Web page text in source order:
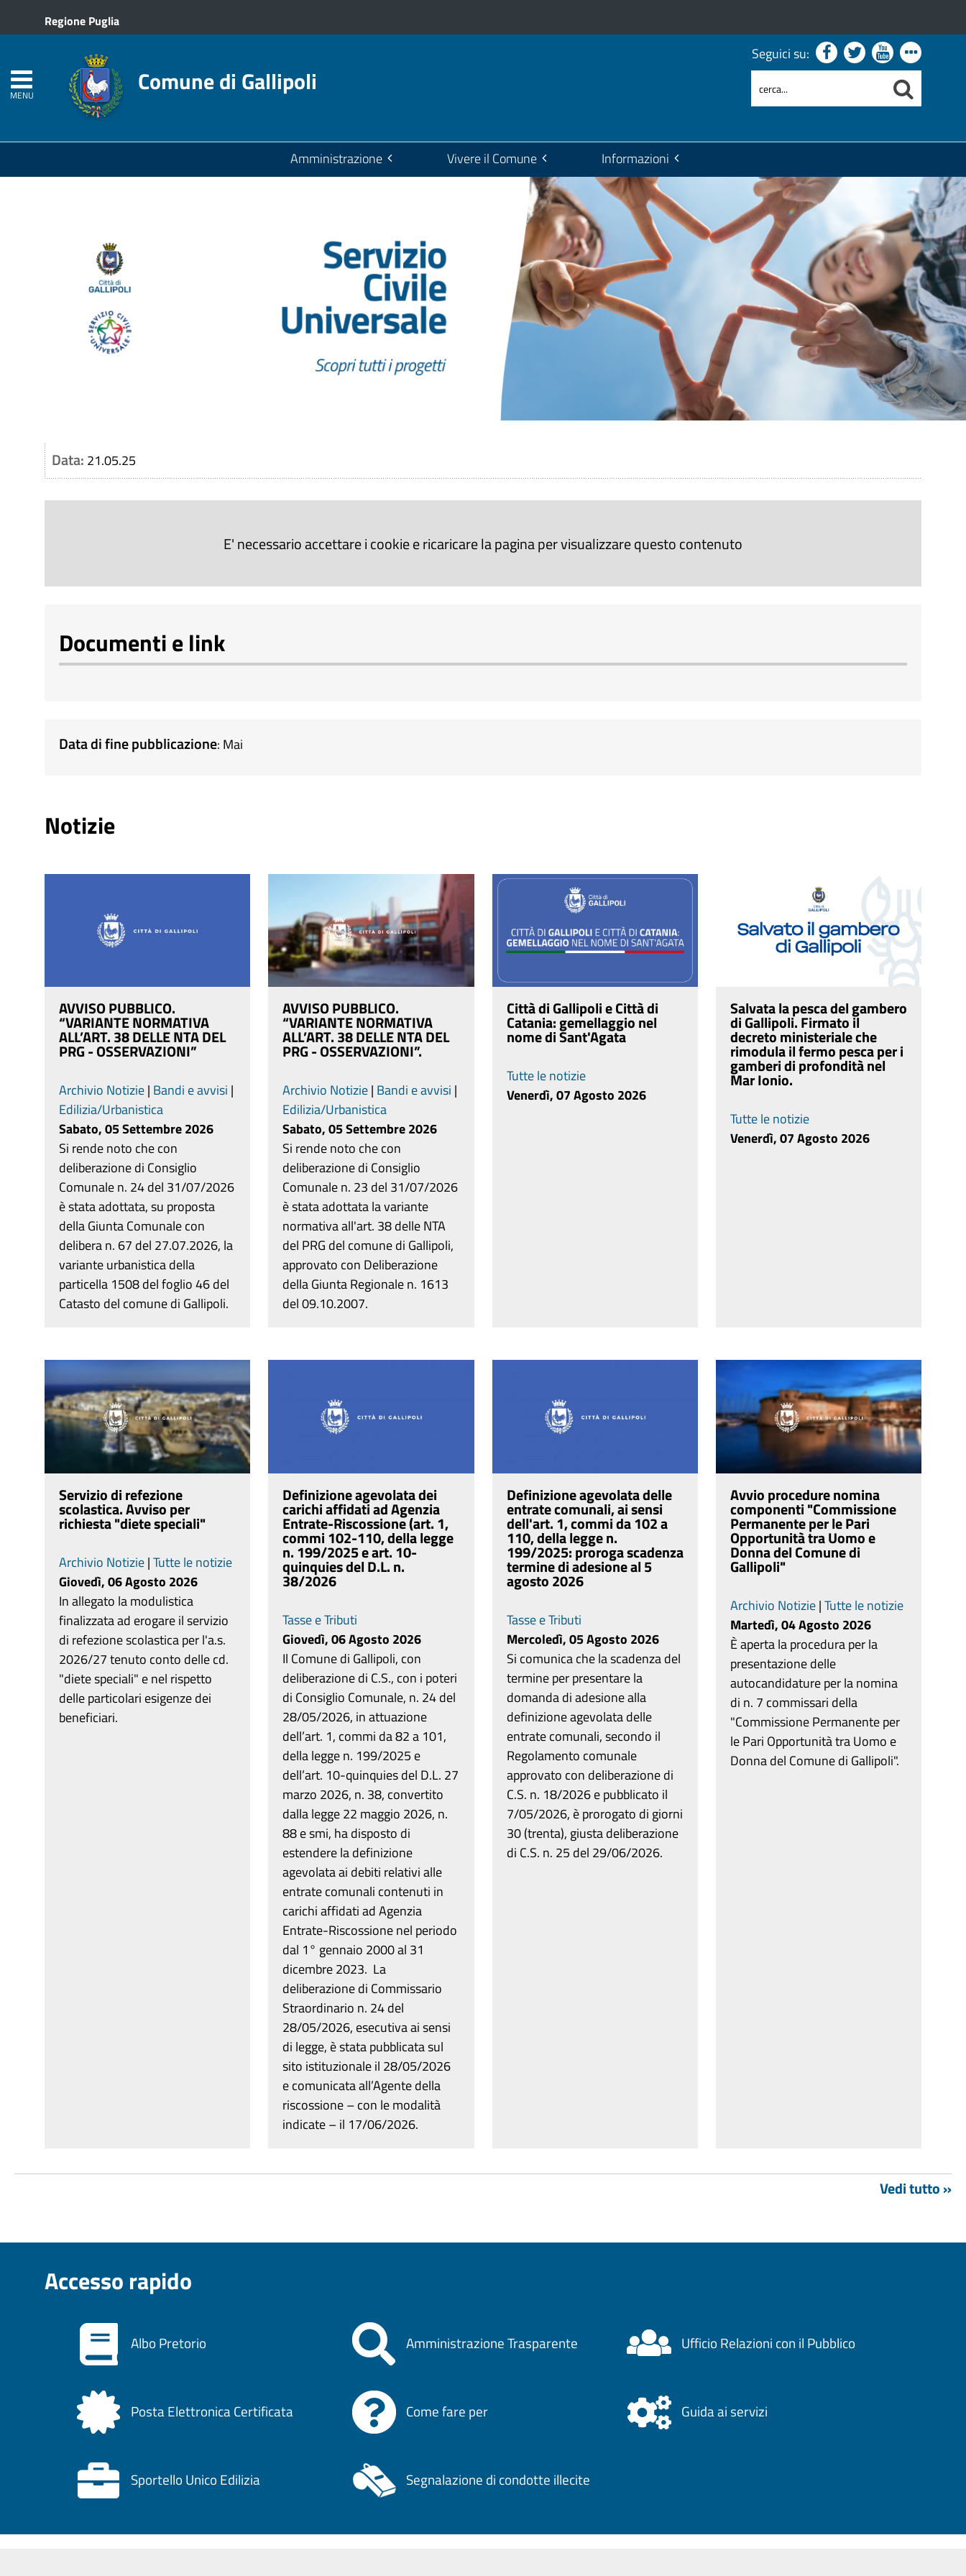
Regione Puglia
MENU Comune di Gallipoli
Seguici su:
Amministrazione Vivere il Comune Informazioni
Data: 21.05.25
E' necessario accettare i cookie e ricaricare la pagina per visualizzare questo contenuto
Documenti e link
Data di fine pubblicazione: Mai
Notizie
AVVISO PUBBLICO.
“VARIANTE NORMATIVA
ALL’ART. 38 DELLE NTA DEL
PRG - OSSERVAZIONI”
Archivio Notizie| Bandi e avvisi |
Edilizia/Urbanistica
Sabato, 05 Settembre 2026
Si rende noto che con
deliberazione di Consiglio
Comunale n. 24 del 31/07/2026
è stata adottata, su proposta
della Giunta Comunale con
delibera n. 67 del 27.07.2026, la
variante urbanistica della
particella 1508 del foglio 46 del
Catasto del comune di Gallipoli.
AVVISO PUBBLICO.
“VARIANTE NORMATIVA
ALL’ART. 38 DELLE NTA DEL
PRG - OSSERVAZIONI”.
Archivio Notizie| Bandi e avvisi |
Edilizia/Urbanistica
Sabato, 05 Settembre 2026
Si rende noto che con
deliberazione di Consiglio
Comunale n. 23 del 31/07/2026
è stata adottata la variante
normativa all'art. 38 delle NTA
del PRG del comune di Gallipoli,
approvato con Deliberazione
della Giunta Regionale n. 1613
del 09.10.2007.
Città di Gallipoli e Città di
Catania: gemellaggio nel
nome di Sant'Agata
Tutte le notizie
Venerdì, 07 Agosto 2026
Salvata la pesca del gambero
di Gallipoli. Firmato il
decreto ministeriale che
rimodula il fermo pesca per i
gamberi di profondità nel
Mar Ionio.
Tutte le notizie
Venerdì, 07 Agosto 2026
Servizio di refezione
scolastica. Avviso per
richiesta "diete speciali"
Archivio Notizie|Tutte le notizie
Giovedì, 06 Agosto 2026
In allegato la modulistica
finalizzata ad erogare il servizio
di refezione scolastica per l'a.s.
2026/27 tenuto conto delle cd.
"diete speciali" e nel rispetto
delle particolari esigenze dei
beneficiari.
Definizione agevolata dei
carichi affidati ad Agenzia
Entrate-Riscossione (art. 1,
commi 102-110, della legge
n. 199/2025 e art. 10-
quinquies del D.L. n.
38/2026
Tasse e Tributi
Giovedì, 06 Agosto 2026
Il Comune di Gallipoli, con
deliberazione di C.S., con i poteri
di Consiglio Comunale, n. 24 del
28/05/2026, in attuazione
dell’art. 1, commi da 82 a 101,
della legge n. 199/2025 e
dell’art. 10-quinquies del D.L. 27
marzo 2026, n. 38, convertito
dalla legge 22 maggio 2026, n.
88 e smi, ha disposto di
estendere la definizione
agevolata ai debiti relativi alle
entrate comunali contenuti in
carichi affidati ad Agenzia
Entrate-Riscossione nel periodo
dal 1° gennaio 2000 al 31
dicembre 2023. La
deliberazione di Commissario
Straordinario n. 24 del
28/05/2026, esecutiva ai sensi
di legge, è stata pubblicata sul
sito istituzionale il 28/05/2026
e comunicata all’Agente della
riscossione – con le modalità
indicate – il 17/06/2026.
Definizione agevolata delle
entrate comunali, ai sensi
dell'art. 1, commi da 102 a
110, della legge n.
199/2025: proroga scadenza
termine di adesione al 5
agosto 2026
Tasse e Tributi
Mercoledì, 05 Agosto 2026
Si comunica che la scadenza del
termine per presentare la
domanda di adesione alla
definizione agevolata delle
entrate comunali, secondo il
Regolamento comunale
approvato con deliberazione di
C.S. n. 18/2026 e pubblicato il
7/05/2026, è prorogato di giorni
30 (trenta), giusta deliberazione
di C.S. n. 25 del 29/06/2026.
Avvio procedure nomina
componenti "Commissione
Permanente per le Pari
Opportunità tra Uomo e
Donna del Comune di
Gallipoli"
Archivio Notizie|Tutte le notizie
Martedì, 04 Agosto 2026
È aperta la procedura per la
presentazione delle
autocandidature per la nomina
di n. 7 commissari della
"Commissione Permanente per
le Pari Opportunità tra Uomo e
Donna del Comune di Gallipoli".
Vedi tutto »
Accesso rapido
Albo Pretorio Amministrazione Trasparente Ufficio Relazioni con il Pubblico
Posta Elettronica Certificata Come fare per Guida ai servizi
Sportello Unico Edilizia Segnalazione di condotte illecite